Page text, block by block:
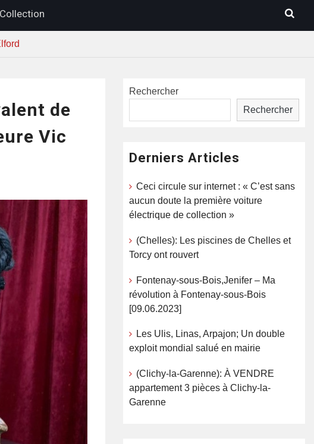
de
Vic
Rechercher
Rechercher
Derniers Articles
Ceci circule sur internet : « C’est sans
aucun doute la première voiture
électrique de collection »
(Chelles): Les piscines de Chelles et
Torcy ont rouvert
Fontenay-sous-Bois,Jenifer – Ma
révolution à Fontenay-sous-Bois
[09.06.2023]
Les Ulis, Linas, Arpajon; Un double
exploit mondial salué en mairie
(Clichy-la-Garenne): À VENDRE
appartement 3 pièces à Clichy-la-
Garenne